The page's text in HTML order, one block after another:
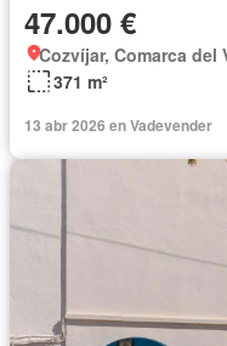
47.000 €
Cozvíjar, Comarca del
371 m²
13 abr 2026 en Vadevender